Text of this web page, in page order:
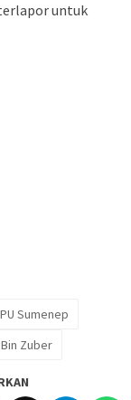
untuk
Sumenep
Zuber